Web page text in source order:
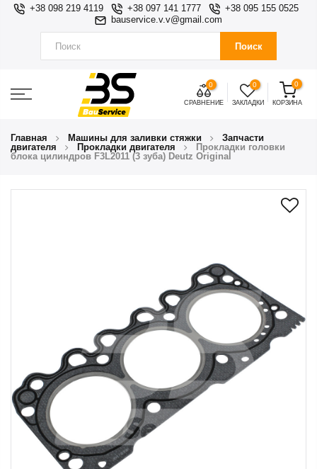
+38 098 219 4119 +38 097 141 1777
+38 095 155 0525
bauservice.v.v@gmail.com
Поиск
0
СРАВНЕНИЕ
0
ЗАКЛАДКИ
0
КОРЗИНА
Главная Машины для заливки стяжки
Запчасти
двигателя
Прокладки двигателя
Прокладки головки
блока цилиндров F3L2011 (3 зуба) Deutz Original